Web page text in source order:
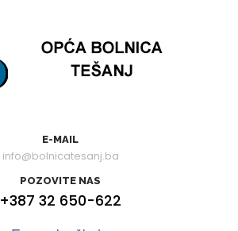
E-MAIL
info@bolnicatesanj.ba
POZOVITE NAS
+387 32 650-622